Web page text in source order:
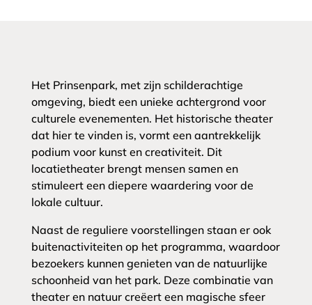
Het Prinsenpark, met zijn schilderachtige
omgeving, biedt een unieke achtergrond voor
culturele evenementen. Het historische theater
dat hier te vinden is, vormt een aantrekkelijk
podium voor kunst en creativiteit. Dit
locatietheater brengt mensen samen en
stimuleert een diepere waardering voor de
lokale cultuur.
Naast de reguliere voorstellingen staan er ook
buitenactiviteiten op het programma, waardoor
bezoekers kunnen genieten van de natuurlijke
schoonheid van het park. Deze combinatie van
theater en natuur creëert een magische sfeer